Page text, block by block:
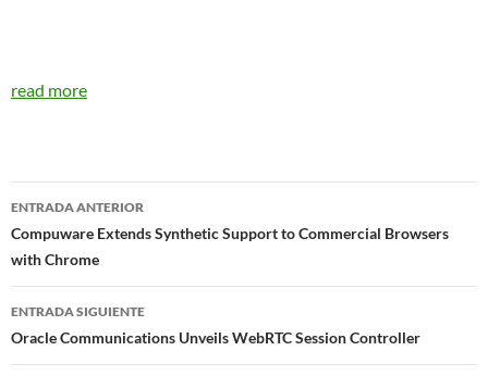
read more
Navegador
de
entradas
ENTRADA ANTERIOR
Compuware Extends Synthetic Support to Commercial Browsers
with Chrome
ENTRADA SIGUIENTE
Oracle Communications Unveils WebRTC Session Controller